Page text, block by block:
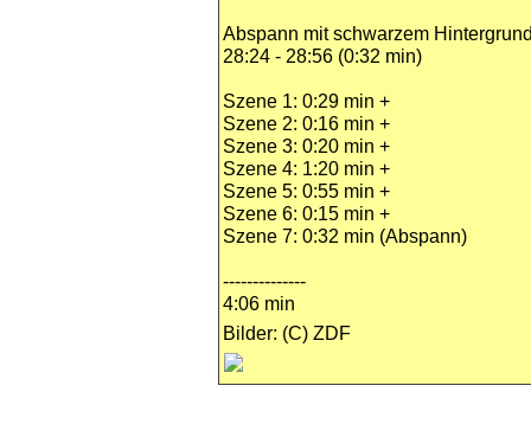
Abspann mit schwarzem
28:24 - 28:56 (0:32 min)
Szene 1: 0:29 min +
Szene 2: 0:16 min +
Szene 3: 0:20 min +
Szene 4: 1:20 min +
Szene 5: 0:55 min +
Szene 6: 0:15 min +
Szene 7: 0:32 min (Abspann)
--------------
4:06 min
Bilder: (C) ZDF